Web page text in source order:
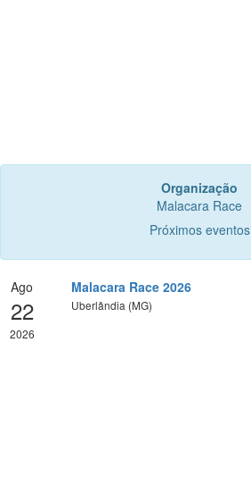
Organização
Malacara Race
Próximos eventos
Ago
22
2026
Malacara Race 2026
Uberlândia (MG)